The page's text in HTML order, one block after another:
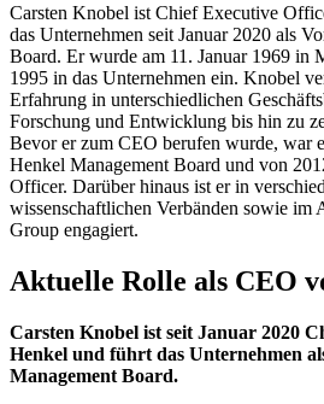
Carsten Knobel ist Chief Executive
das Unternehmen seit Januar 2020 als
Board. Er wurde am 11. Januar 1969 in
1995 in das Unternehmen ein. Knobel
Erfahrung in unterschiedlichen
Forschung und Entwicklung bis hin zu
Bevor er zum CEO berufen wurde, war
Henkel Management Board und von
Officer. Darüber hinaus ist er in
wissenschaftlichen Verbänden sowie im
Group engagiert.
Aktuelle Rolle als CEO
Carsten Knobel ist seit Januar 2020
Henkel und führt das Unternehmen
Management Board.